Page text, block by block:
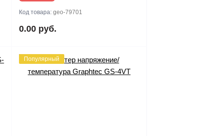
Код товара:geo-79701
0.00 руб.
Популярный